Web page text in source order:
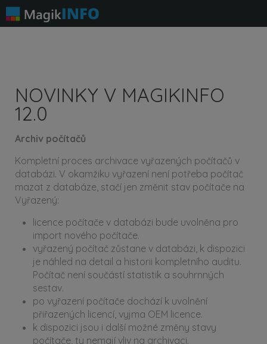
NOVINKY V MAGIKINFO
12.0
Archiv počítačů
Kompletní proces archivace vyřazených počítačů v
databázi. V okamžiku vyřazení není potřeba počítač
mazat z databáze, stačí jen změnit stav počítače na
Vyřazený:
licence počítače v databázi bude uvolněna pro
import nového počítače.
vyřazený počítač zůstane v databázi, k dispozici
je náhled na detail a historii kompletního auditu.
Počítač není součástí statistik a souhrnných
sestav.
po vyřazení počítače dochází k uvolnění
přiřazených licencí, vyjma OEM licence.
k dispozici jsou i další možné změny stavy
počítače, ty nemají vliv na archivaci.